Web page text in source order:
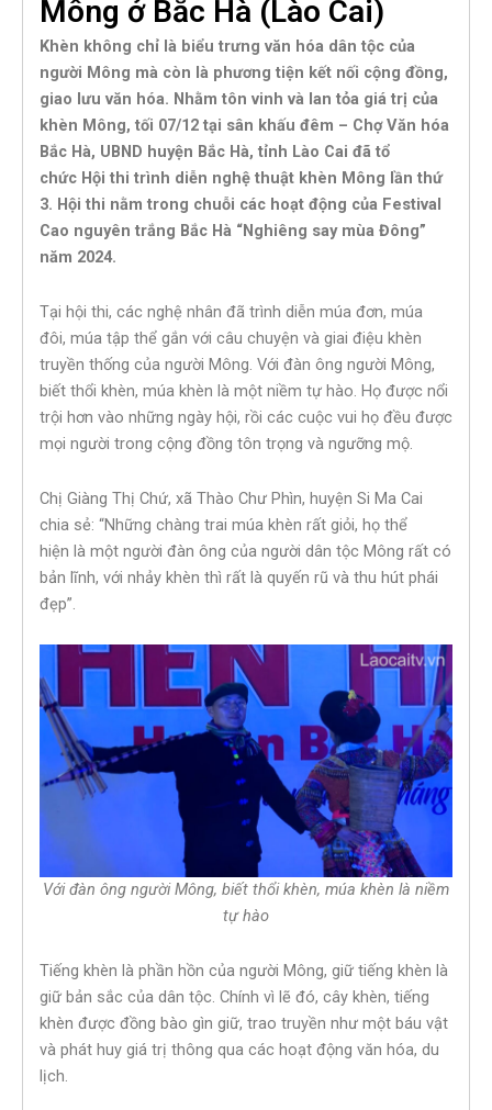
Mông ở Bắc Hà (Lào Cai)
Khèn không chỉ là biểu trưng văn hóa dân tộc của
người Mông mà còn là phương tiện kết nối cộng đồng,
giao lưu văn hóa. Nhằm tôn vinh và lan tỏa giá trị của
khèn Mông, tối 07/12 tại sân khấu đêm – Chợ Văn hóa
Bắc Hà, UBND huyện Bắc Hà, tỉnh Lào Cai đã tổ
chức Hội thi trình diễn nghệ thuật khèn Mông lần thứ
3. Hội thi nằm trong chuỗi các hoạt động của Festival
Cao nguyên trắng Bắc Hà “Nghiêng say mùa Đông”
năm 2024.
Tại hội thi, các nghệ nhân đã trình diễn múa đơn, múa
đôi, múa tập thể gắn với câu chuyện và giai điệu khèn
truyền thống của người Mông. Với đàn ông người Mông,
biết thổi khèn, múa khèn là một niềm tự hào. Họ được nổi
trội hơn vào những ngày hội, rồi các cuộc vui họ đều được
mọi người trong cộng đồng tôn trọng và ngưỡng mộ.
Chị Giàng Thị Chứ, xã Thào Chư Phìn, huyện Si Ma Cai
chia sẻ: “Những chàng trai múa khèn rất giỏi, họ thể
hiện là một người đàn ông của người dân tộc Mông rất có
bản lĩnh, với nhảy khèn thì rất là quyến rũ và thu hút phái
đẹp”.
Với đàn ông người Mông, biết thổi khèn, múa khèn là niềm
tự hào
Tiếng khèn là phần hồn của người Mông, giữ tiếng khèn là
giữ bản sắc của dân tộc. Chính vì lẽ đó, cây khèn, tiếng
khèn được đồng bào gìn giữ, trao truyền như một báu vật
và phát huy giá trị thông qua các hoạt động văn hóa, du
lịch.